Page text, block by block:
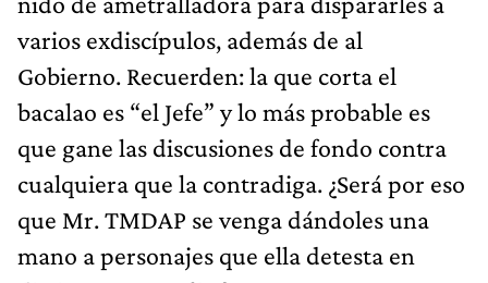
varios exdiscípulos, además de al
Gobierno. Recuerden: la que corta el
bacalao es “el Jefe” y lo más probable es
que gane las discusiones de fondo contra
cualquiera que la contradiga. ¿Será por eso
que Mr. TMDAP se venga dándoles una
mano a personajes que ella detesta en